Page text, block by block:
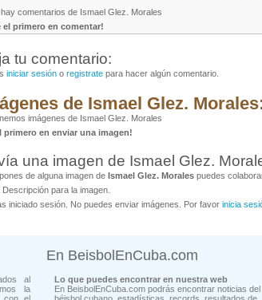
hay comentarios de Ismael Glez. Morales
el primero en comentar!
tu comentario:
iniciar sesión o registrate para hacer algún comentario.
de Ismael Glez.
imágenes de Ismael Glez. Morales
primero en enviar una imagen!
una imagen de Ismael Glez.
de alguna imagen de Ismael Glez. Morales puedes
Descripción para la imagen.
iniciado sesión. No puedes enviar imágenes. Por favor inicia
al
la
En BeisbolEnCuba.com
Lo que puedes encontrar en nuestra web
En BeisbolEnCuba.com podrás encontrar noticias del